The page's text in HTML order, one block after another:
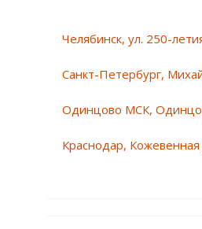
Челябинск, ул. 250-
Санкт-Петербург,
Одинцово МСК,
Краснодар, Кожевенная